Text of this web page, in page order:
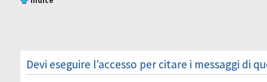
Devi eseguire l’accesso per citare i messaggi di